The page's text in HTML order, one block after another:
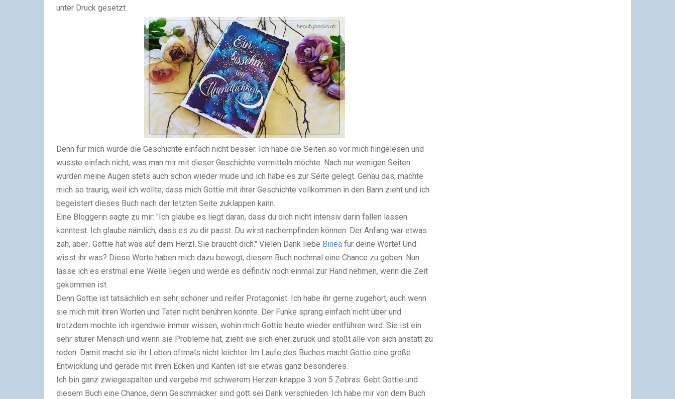
unter Druck gesetzt.
Denn für mich wurde die Geschichte einfach nicht besser. Ich habe die Seiten so vor mich hingelesen und
wusste einfach nicht, was man mir mit dieser Geschichte vermitteln möchte. Nach nur wenigen Seiten
wurden meine Augen stets auch schon wieder müde und ich habe es zur Seite gelegt. Genau das, machte
mich so traurig, weil ich wollte, dass mich Gottie mit ihrer Geschichte vollkommen in den Bann zieht und ich
begeistert dieses Buch nach der letzten Seite zuklappen kann.
Eine Bloggerin sagte zu mir: "Ich glaube es liegt daran, dass du dich nicht intensiv darin fallen lassen
konntest. Ich glaube nämlich, dass es zu dir passt. Du wirst nachempfinden können. Der Anfang war etwas
zäh, aber.. Gottie hat was auf dem Herzl. Sie braucht dich." Vielen Dank liebe Binea für deine Worte! Und
wisst ihr was? Diese Worte haben mich dazu bewegt, diesem Buch nochmal eine Chance zu geben. Nun
lasse ich es erstmal eine Weile liegen und werde es definitiv noch einmal zur Hand nehmen, wenn die Zeit
gekommen ist.
Denn Gottie ist tatsächlich ein sehr schöner und reifer Protagonist. Ich habe ihr gerne zugehört, auch wenn
sie mich mit ihren Worten und Taten nicht berühren konnte. Der Funke sprang einfach nicht über und
trotzdem mochte ich irgendwie immer wissen, wohin mich Gottie heute wieder entführen wird. Sie ist ein
sehr sturer Mensch und wenn sie Probleme hat, zieht sie sich eher zurück und stößt alle von sich anstatt zu
reden. Damit macht sie ihr Leben oftmals nicht leichter. Im Laufe des Buches macht Gottie eine große
Entwicklung und gerade mit ihren Ecken und Kanten ist sie etwas ganz besonderes.
Ich bin ganz zwiegespalten und vergebe mit schwerem Herzen knappe 3 von 5 Zebras. Gebt Gottie und
diesem Buch eine Chance, denn Geschmäcker sind gott sei Dank verschieden. Ich habe mir von dem Buch